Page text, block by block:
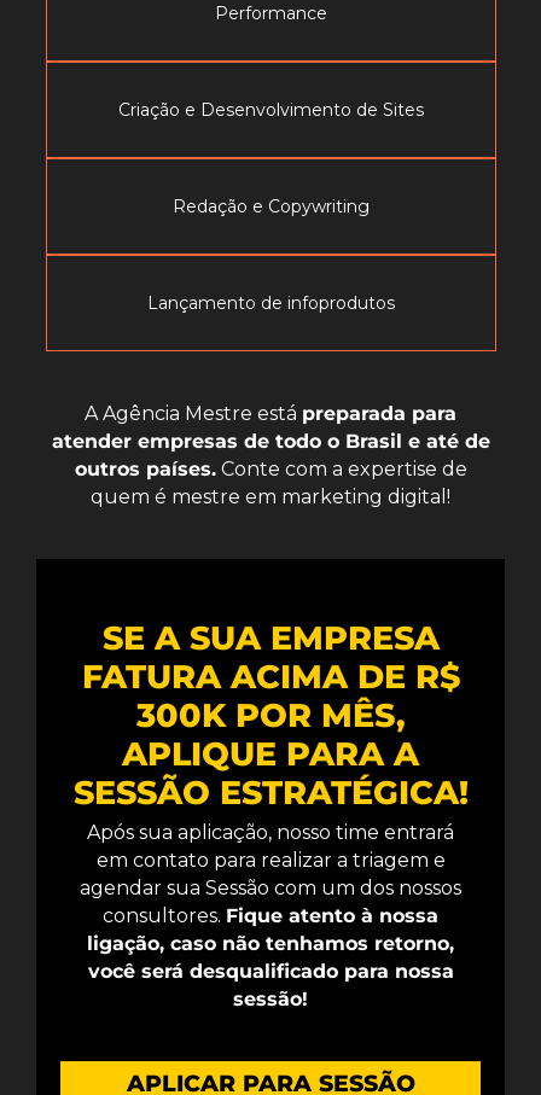
Performance
Criação e Desenvolvimento de Sites
Redação e Copywriting
Lançamento de infoprodutos
A Agência Mestre está preparada para
atender empresas de todo o Brasil e até de
outros países.Conte com a expertise de
quem é mestre em marketing digital!
SE A SUA EMPRESA
FATURA ACIMA DE R$
300K POR MÊS,
APLIQUE PARA A
SESSÃO ESTRATÉGICA!
Após sua aplicação, nosso time entrará
em contato para realizar a triagem e
agendar sua Sessão com um dos nossos
consultores. Fique atento à nossa
ligação, caso não tenhamos retorno,
você será desqualificado para nossa
sessão!
APLICAR PARA SESSÃO